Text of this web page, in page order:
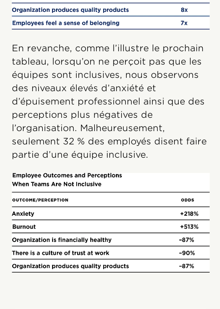
En revanche, comme l’illustre le prochain
tableau, lorsqu’on ne perçoit pas que les
équipes sont inclusives, nous observons
des niveaux élevés d’anxiété et
d’épuisement professionnel ainsi que des
perceptions plus négatives de
l’organisation. Malheureusement,
seulement 32 % des employés disent faire
partie d’une équipe inclusive.